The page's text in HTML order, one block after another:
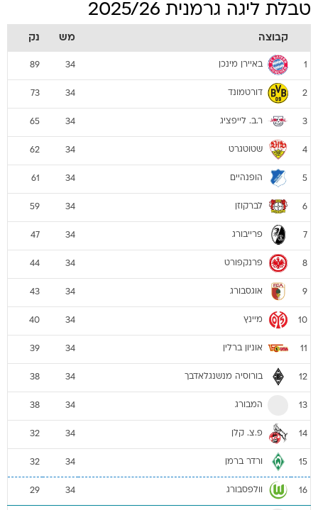
טבלת ליגה גרמנית 2025/26
קבוצה מש נק
1 באיירן מינכן 34
89
2 דורטמונד 34
73
3 ר.ב. לייפציג 34
65
4 שטוטגרט 34
62
5 הופנהיים 34
61
6 לברקוזן 34
59
7 פרייבורג 34
47
8 פרנקפורט 34
44
9 אוגסבורג 34
43
10 מיינץ 34
40
11 אוניון ברלין 34
39
12 בורוסיה מנשנגלאדבך 34
38
13 המבורג 34
38
14 פ.צ. קלן 34
32
15 ורדר ברמן 34
32
16 וולפסבורג 34
29